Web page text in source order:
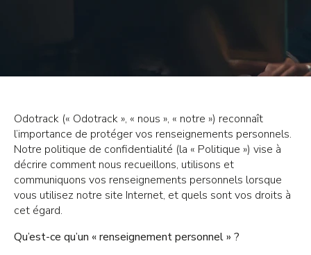
Odotrack (« Odotrack », « nous », « notre ») reconnaît
l’importance de protéger vos renseignements personnels.
Notre politique de confidentialité (la « Politique ») vise à
décrire comment nous recueillons, utilisons et
communiquons vos renseignements personnels lorsque
vous utilisez notre site Internet, et quels sont vos droits à
cet égard.
Qu’est-ce qu’un « renseignement personnel » ?